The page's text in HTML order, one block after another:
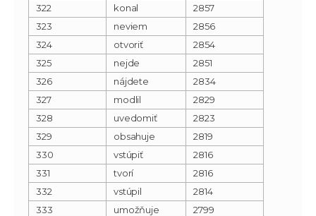
322
konal
2857
323
neviem
2856
324
otvoriť
2854
325
nejde
2851
326
nájdete
2834
327
modlil
2829
328
uvedomiť
2823
329
obsahuje
2819
330
vstúpiť
2816
331
tvorí
2816
332
vstúpil
2814
333
umožňuje
2799